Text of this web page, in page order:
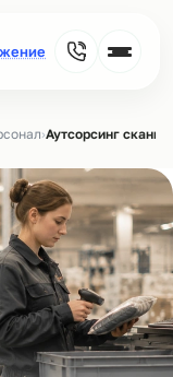
›Аутсорсинг